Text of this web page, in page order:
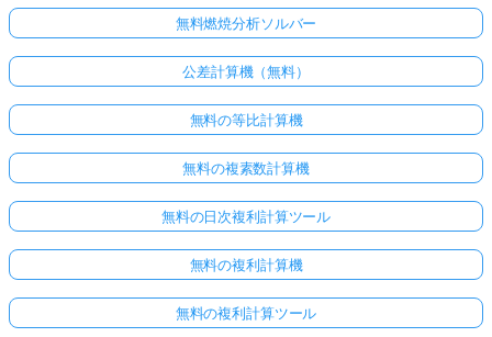
無料燃焼分析ソルバー
公差計算機（無料）
無料の等比計算機
無料の複素数計算機
無料の日次複利計算ツール
無料の複利計算機
無料の複利計算ツール